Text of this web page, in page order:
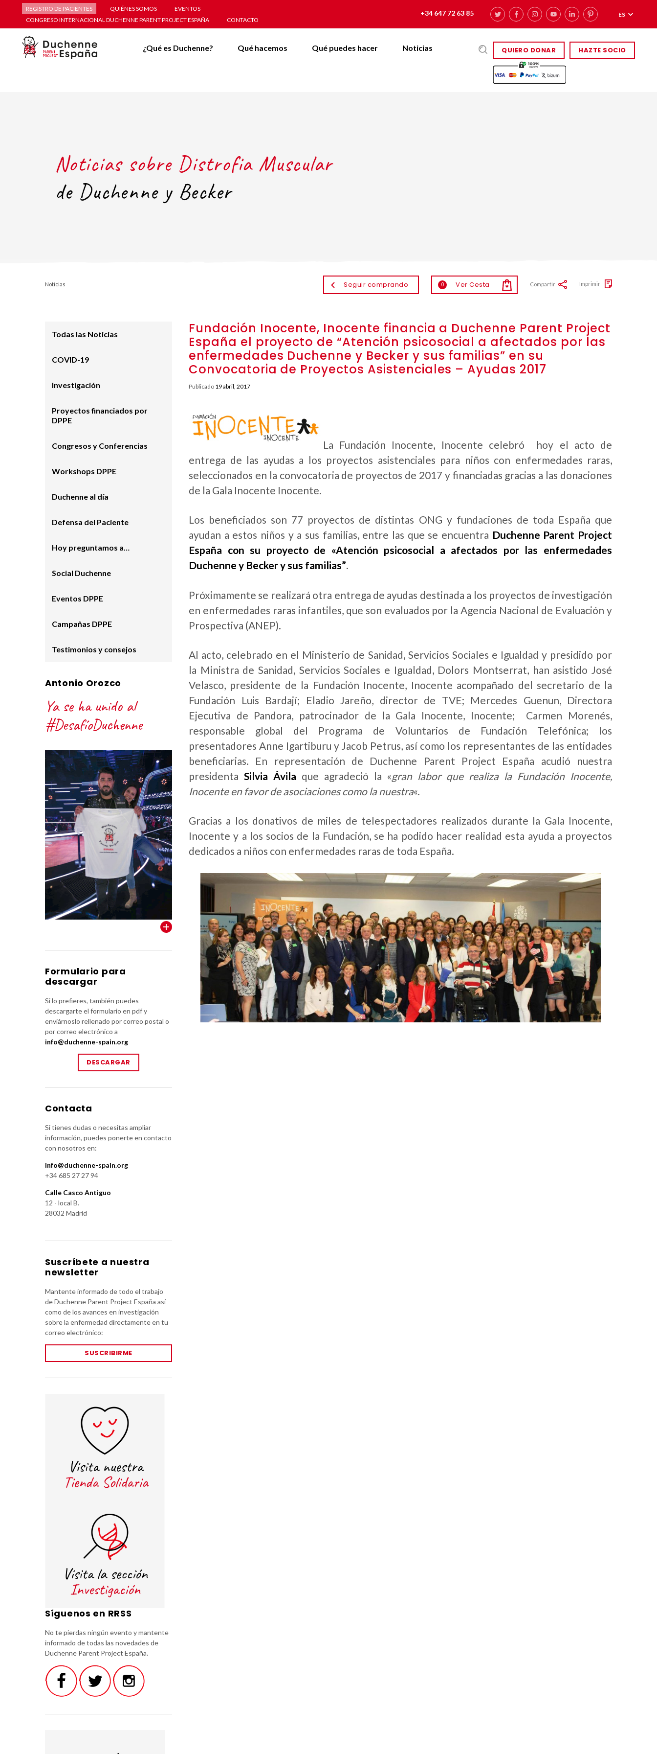
REGISTRO DE PACIENTES QUIÉNES SOMOS
EVENTOS
CONGRESO INTERNACIONAL DUCHENNE PARENT PROJECT ESPAÑA
CONTACTO
+34 647 72 63 85 ES
QUIERO DONAR HAZTE SOCIO
¿Qué es Duchenne? Qué hacemos Qué puedes hacer Noticias
Noticias sobre Distrofia Muscular
de Duchenne y Becker
Noticias Seguir comprando 0 Ver Cesta Compartir Imprimir
Fundación Inocente, Inocente financia a Duchenne Parent Project
España el proyecto de “Atención psicosocial a afectados por las
enfermedades Duchenne y Becker y sus familias” en su
Convocatoria de Proyectos Asistenciales – Ayudas 2017
Publicado 19 abril, 2017
La Fundación Inocente, Inocente celebró hoy el acto de
entrega de las ayudas a los proyectos asistenciales para niños con enfermedades raras,
seleccionados en la convocatoria de proyectos de 2017 y financiadas gracias a las donaciones
de la Gala Inocente Inocente.
Los beneficiados son 77 proyectos de distintas ONG y fundaciones de toda España que
ayudan a estos niños y a sus familias, entre las que se encuentra Duchenne Parent Project
España con su proyecto de «Atención psicosocial a afectados por las enfermedades
Duchenne y Becker y sus familias”.
Próximamente se realizará otra entrega de ayudas destinada a los proyectos de investigación
en enfermedades raras infantiles, que son evaluados por la Agencia Nacional de Evaluación y
Prospectiva (ANEP).
Al acto, celebrado en el Ministerio de Sanidad, Servicios Sociales e Igualdad y presidido por
la Ministra de Sanidad, Servicios Sociales e Igualdad, Dolors Montserrat, han asistido José
Velasco, presidente de la Fundación Inocente, Inocente acompañado del secretario de la
Fundación Luis Bardají; Eladio Jareño, director de TVE; Mercedes Guenun, Directora
Ejecutiva de Pandora, patrocinador de la Gala Inocente, Inocente; Carmen Morenés,
responsable global del Programa de Voluntarios de Fundación Telefónica; los
presentadores Anne Igartiburu y Jacob Petrus, así como los representantes de las entidades
beneficiarias. En representación de Duchenne Parent Project España acudió nuestra
presidenta Silvia Ávila que agradeció la «gran labor que realiza la Fundación Inocente,
Inocente en favor de asociaciones como la nuestra«.
Gracias a los donativos de miles de telespectadores realizados durante la Gala Inocente,
Inocente y a los socios de la Fundación, se ha podido hacer realidad esta ayuda a proyectos
dedicados a niños con enfermedades raras de toda España.
Todas las Noticias
COVID-19
Investigación
Proyectos financiados por
DPPE
Congresos y Conferencias
Workshops DPPE
Duchenne al día
Defensa del Paciente
Hoy preguntamos a…
Social Duchenne
Eventos DPPE
Campañas DPPE
Testimonios y consejos
Antonio Orozco
Ya se ha unido al
#DesafíoDuchenne
Formulario para
descargar
Si lo prefieres, también puedes
descargarte el formulario en pdf y
enviárnoslo rellenado por correo postal o
por correo electrónico a
info@duchenne-spain.org
DESCARGAR
Contacta
Si tienes dudas o necesitas ampliar
información, puedes ponerte en contacto
con nosotros en:
info@duchenne-spain.org
+34 685 27 27 94
Calle Casco Antiguo
12 - local B.
28032 Madrid
Suscríbete a nuestra
newsletter
Mantente informado de todo el trabajo
de Duchenne Parent Project España así
como de los avances en investigación
sobre la enfermedad directamente en tu
correo electrónico:
SUSCRIBIRME
Síguenos en RRSS
No te pierdas ningún evento y mantente
informado de todas las novedades de
Duchenne Parent Project España.